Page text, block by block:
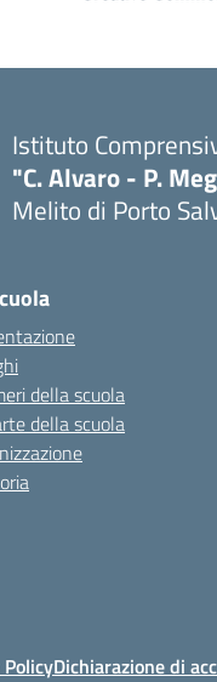
Istituto
"C. Alvaro - P.
Melito di Porto
della scuola
della scuola
Dichiarazione di